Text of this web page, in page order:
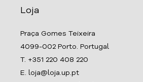
Loja
Praça Gomes Teixeira
4099-002 Porto. Portugal
T. +351 220 408 220
E. loja@loja.up.pt